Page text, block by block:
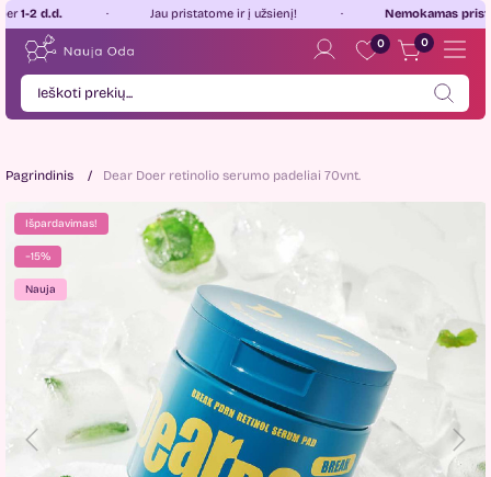
Jau pristatome ir į užsienį! Nemokamas pristatymas
0 0
Pagrindinis Dear Doer retinolio serumo padeliai 70vnt.
Išpardavimas!
−15%
Nauja